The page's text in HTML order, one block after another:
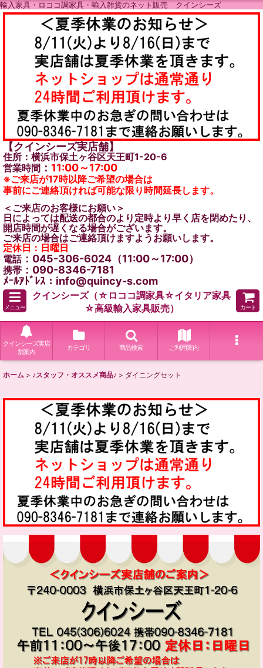
輸入家具・ロココ調家具・輸入雑貨のネット販売 クインシーズ
【クインシーズ実店舗】
住所：横浜市保土ヶ谷区天王町1-20-6
営業時間 ： 11:00～17:00
※ご来店が17時以降ご希望の場合は
事前にご連絡頂ければ可能な限り時間延長します。
＜ご来店のお客様にお願い＞
日によっては配送の都合のより定時より早く店を閉めたり、
開店時間が遅くなる場合がございます。
ご来店の場合はご連絡頂けますようお願いします。
定休日：日曜日
電話：045-306-6024（11:00～17:00）
携帯 ：090-8346-7181
ﾒｰﾙｱﾄﾞﾚｽ：info@quincy-s.com
メニュー
クインシーズ（☆ロココ調家具☆イタリア家具
☆高級輸入家具販売）
カート
クインシーズ実店
舗案内
カテゴリ 商品検索 ご利用案内
ホーム > ♪スタッフ・オススメ商品♪ > ダイニングセット